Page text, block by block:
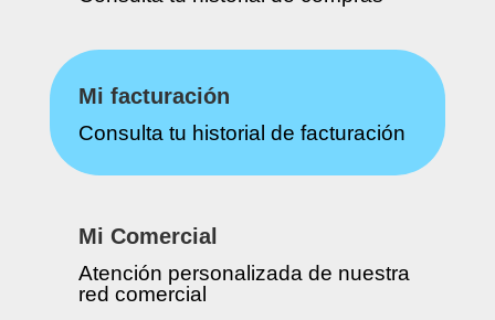
Mi facturación
Consulta tu historial de facturación
Mi Comercial
Atención personalizada de nuestra
red comercial